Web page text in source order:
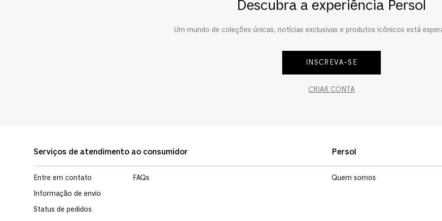
Descubra a experiência Persol
Um mundo de coleções únicas, notícias exclusivas e produtos icônicos está
INSCREVA-SE
CRIAR CONTA
Serviços de atendimento ao consumidor
Entre em contato
Informação de envio
Status de pedidos
FAQs
Persol
Quem somos